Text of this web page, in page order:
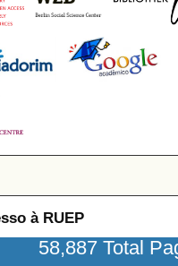
à RUEP
58,887 Total